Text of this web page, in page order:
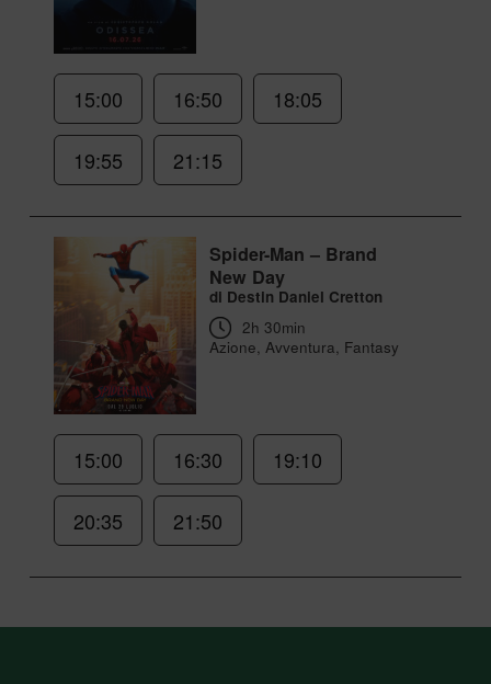
15:00 16:50 18:05
19:55 21:15
Spider-Man – Brand
New Day
di Destin Daniel Cretton
2h 30min
Azione, Avventura, Fantasy
15:00 16:30 19:10
20:35 21:50